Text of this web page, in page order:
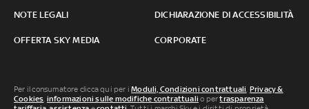
NOTE LEGALI DICHIARAZIONE DI ACCESSIBILITÀ
OFFERTA SKY MEDIA CORPORATE
Per il consumatore clicca qui per iModuli, Condizioni contrattuali, Privacy &
Cookies, informazioni sulle modifiche contrattuali o pertrasparenza